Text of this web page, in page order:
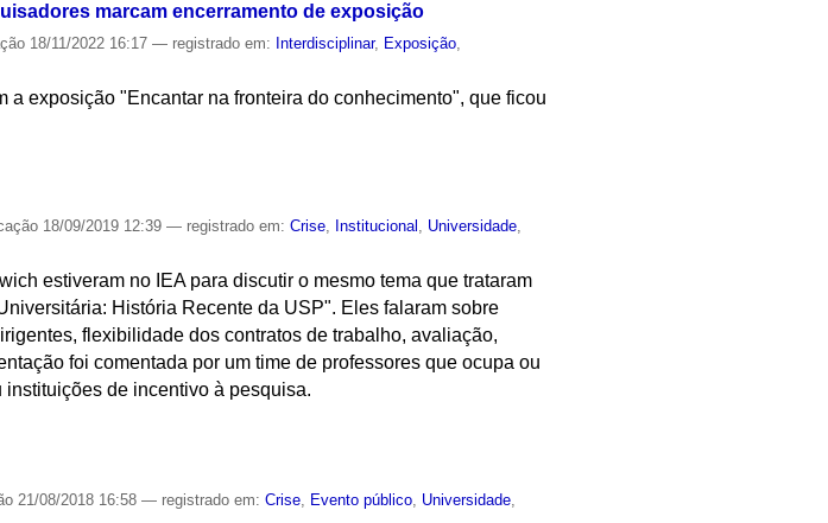
marcam encerramento de exposição
18/11/2022 16:17— registrado em: Interdisciplinar, Exposição,
exposição "Encantar na fronteira do conhecimento", que ficou
18/09/2019 12:39— registrado em:Crise, Institucional , Universidade,
estiveram no IEA para discutir o mesmo tema que trataram
História Recente da USP". Eles falaram sobre
flexibilidade dos contratos de trabalho, avaliação,
foi comentada por um time de professores que ocupa ou
de incentivo à pesquisa.
21/08/2018 16:58— registrado em:Crise Evento público Universidade